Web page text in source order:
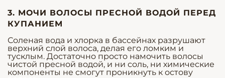
3. МОЧИ ВОЛОСЫ ПРЕСНОЙ ВОДОЙ ПЕРЕД
КУПАНИЕМ
Соленая вода и хлорка в бассейнах разрушают
верхний слой волоса, делая его ломким и
тусклым. Достаточно просто намочить волосы
чистой пресной водой, и ни соль, ни химические
компоненты не смогут проникнуть к остову